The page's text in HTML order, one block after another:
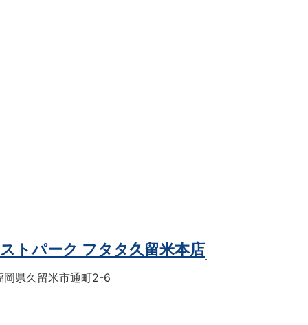
ストパーク フタタ久留米本店
岡県久留米市通町2-6